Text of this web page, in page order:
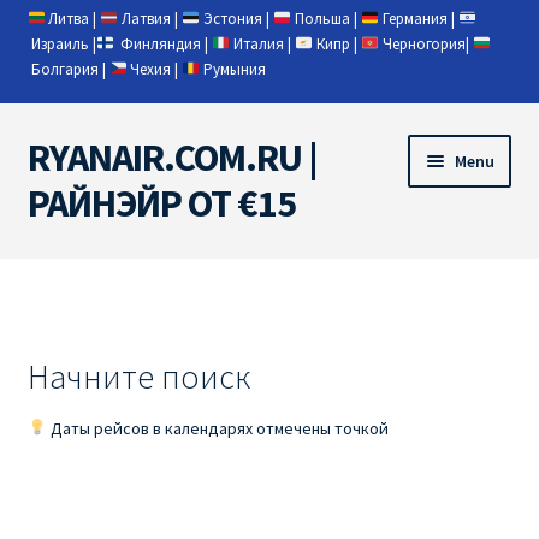
Литва | Латвия | Эстония | Польша | Германия |
Израиль | Финляндия | Италия | Кипр | Черногория|
Болгария | Чехия | Румыния
Skip
to
navigation
Skip
to
content
RYANAIR.COM.RU |
РАЙНЭЙР ОТ €15
Menu
RYANAIR PL ОТ € 9
Начните поиск
Даты рейсов в календарях отмечены точкой